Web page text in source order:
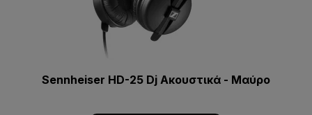
Sennheiser HD-25 Dj Ακουστικά - Μαύρο